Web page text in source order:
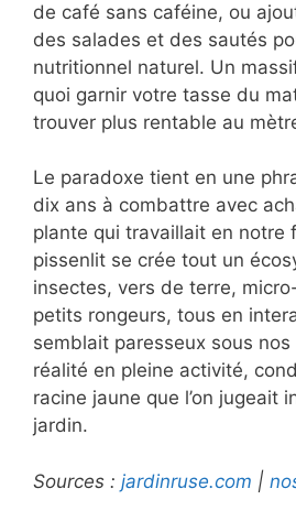
de café sans caféine, ou
des salades et des sautés
nutritionnel naturel. Un
quoi garnir votre tasse du
trouver plus rentable au
Le paradoxe tient en une
dix ans à combattre avec
plante qui travaillait en notre
pissenlit se crée tout un
insectes, vers de terre,
petits rongeurs, tous en
semblait paresseux sous
réalité en pleine activité,
racine jaune que l’on jugeait
jardin.
Sources : jardinruse.com |